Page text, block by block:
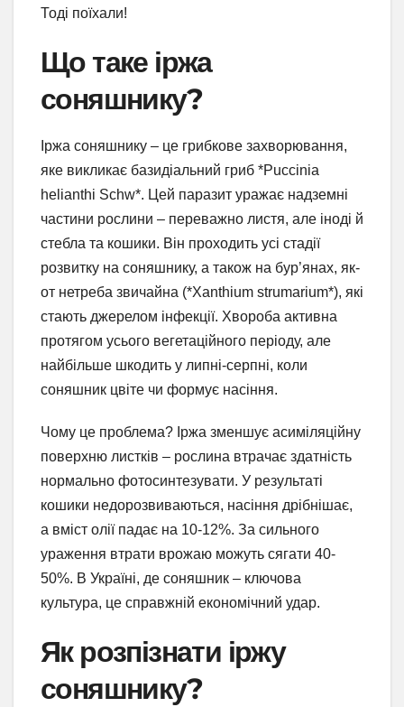
Тоді поїхали!
Що таке іржа
соняшнику?
Іржа соняшнику – це грибкове захворювання,
яке викликає базидіальний гриб *Puccinia
helianthi Schw*. Цей паразит уражає надземні
частини рослини – переважно листя, але іноді й
стебла та кошики. Він проходить усі стадії
розвитку на соняшнику, а також на бур’янах, як-
от нетреба звичайна (*Xanthium strumarium*), які
стають джерелом інфекції. Хвороба активна
протягом усього вегетаційного періоду, але
найбільше шкодить у липні-серпні, коли
соняшник цвіте чи формує насіння.
Чому це проблема? Іржа зменшує асиміляційну
поверхню листків – рослина втрачає здатність
нормально фотосинтезувати. У результаті
кошики недорозвиваються, насіння дрібнішає,
а вміст олії падає на 10-12%. За сильного
ураження втрати врожаю можуть сягати 40-
50%. В Україні, де соняшник – ключова
культура, це справжній економічний удар.
Як розпізнати іржу
соняшнику?